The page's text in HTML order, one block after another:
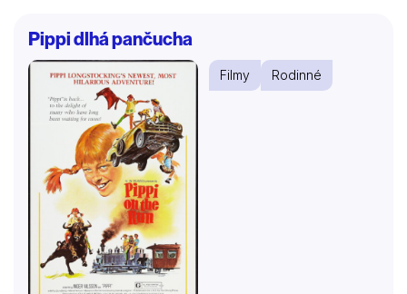
Pippi dlhá pančucha
Filmy Rodinné